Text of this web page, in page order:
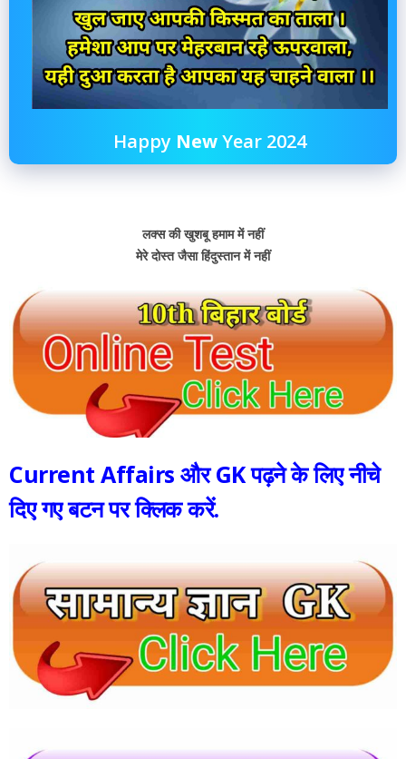
Happy NewYear 2024
लक्स की खुशबू हमाम में नहीं
मेरे दोस्त जैसा हिंदुस्तान में नहीं
Current Affairs और GK पढ़ने के लिए नीचे
दिए गए बटन पर क्लिक करें.